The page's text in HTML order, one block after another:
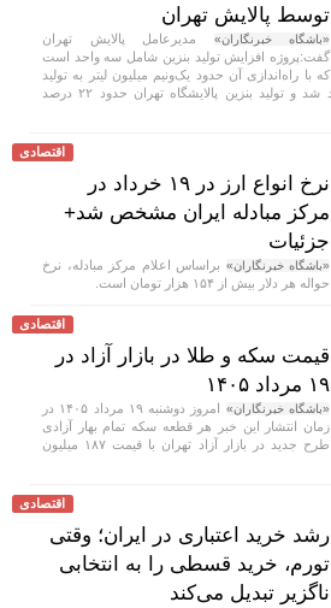
توسط پالایش تهران
«باشگاه خبرنگاران» مدیرعامل پالایش تهران
گفت:پروژه افزایش تولید بنزین شامل سه واحد است
که با راه‌اندازی آن حدود یک‌ونیم میلیون لیتر به تولید
روزانه بنزین کشور اضافه خواهد شد و تولید بنزین پالایشگاه تهران حدود ۲۲ درصد
اقتصادی
نرخ انواع ارز در ۱۹ خرداد در
مرکز مبادله ایران مشخص شد+
جزئیات
«باشگاه خبرنگاران» براساس اعلام مرکز مبادله، نرخ
حواله هر دلار بیش از ۱۵۴ هزار تومان است.
اقتصادی
قیمت سکه و طلا در بازار آزاد در
۱۹ مرداد ۱۴۰۵
«باشگاه خبرنگاران»
امروز دوشنبه ۱۹ مرداد ۱۴۰۵ در
زمان انتشار این خبر هر قطعه سکه تمام بهار آزادی
طرح جدید در بازار آزاد تهران با قیمت ۱۸۷ میلیون
اقتصادی
رشد خرید اعتباری در ایران؛ وقتی
تورم، خرید قسطی را به انتخابی
ناگزیر تبدیل می‌کند